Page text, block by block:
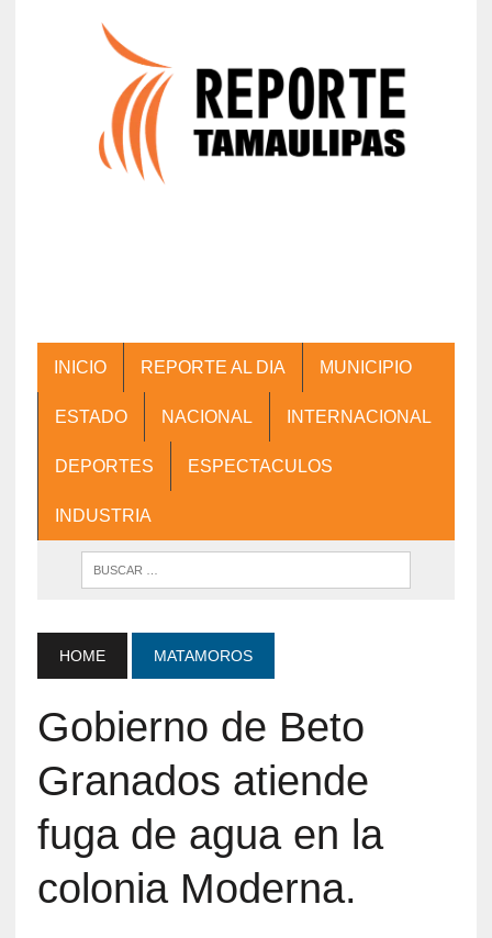
INICIO REPORTE AL DIA MUNICIPIO
ESTADO NACIONAL INTERNACIONAL
DEPORTES ESPECTACULOS
INDUSTRIA
HOME MATAMOROS
Gobierno de Beto
Granados atiende
fuga de agua en la
colonia Moderna.